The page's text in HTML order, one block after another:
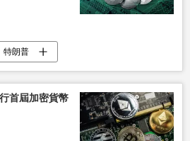
特朗普
首屆加密貨幣